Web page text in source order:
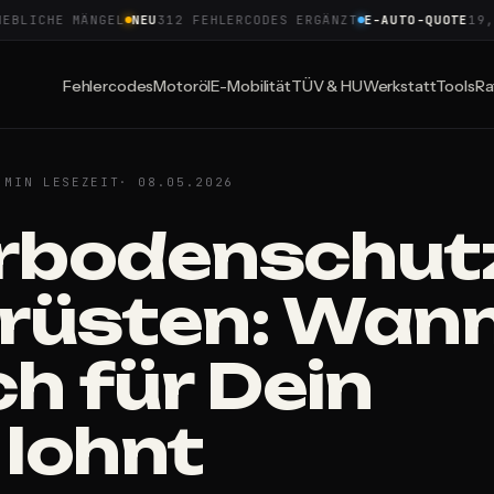
MÄNGEL NEU312 FEHLERCODES ERGÄNZT E-AUTO-QUOTE19,4 %
FehlercodesMotorölE-MobilitätTÜV & HUWerkstattTools
LESEZEIT · 08.05.2026
für Dein